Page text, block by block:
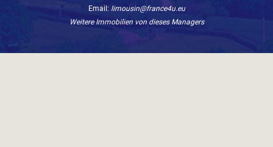
Email: limousin@france4u.eu
Weitere Immobilien von dieses Managers